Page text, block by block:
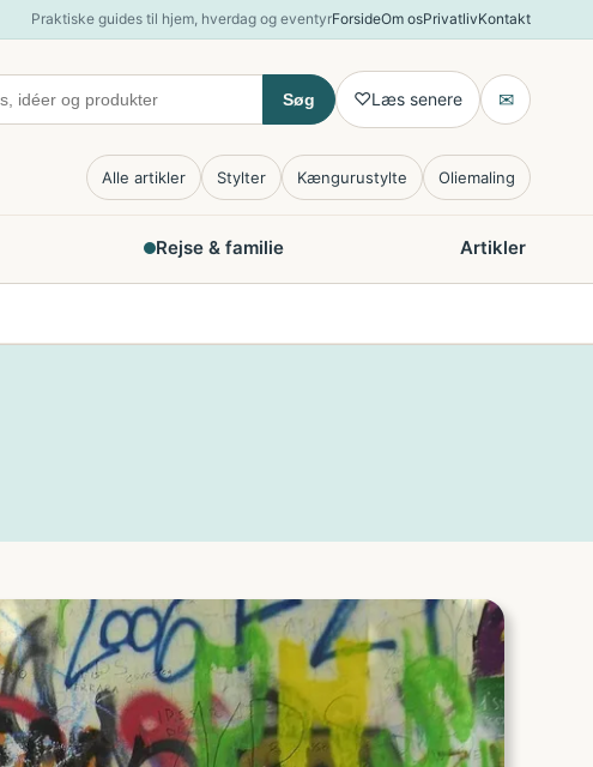
Praktiske guides til hjem, hverdag og eventyrForsideOm osPrivatlivKontakt
Søg ♡Læs senere ✉
Alle artikler Stylter Kængurustylte Oliemaling
Rejse & familie Artikler